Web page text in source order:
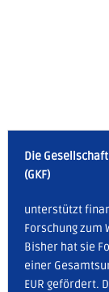
Die
(GKF)
unterstützt
Forschung zum
Bisher hat sie
einer
EUR gefördert.